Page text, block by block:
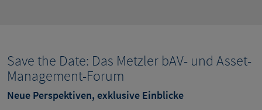
Save the Date: Das Metzler bAV- und Asset-
Management-Forum
Neue Perspektiven, exklusive Einblicke